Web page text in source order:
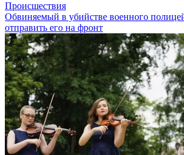
Происшествия
Обвиняемый в убийстве военного
отправить его на фронт